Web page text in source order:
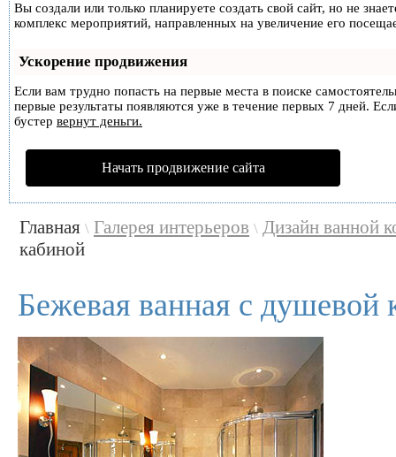
Вы создали или только планируете создать свой сайт, но не
комплекс мероприятий, направленных на увеличение его
Ускорение продвижения
Если вам трудно попасть на первые места в поиске
первые результаты появляются уже в течение первых 7 дней.
бустер вернут деньги.
Начать продвижение сайта
Главная \ Галерея интерьеров \ Дизайн ванной
кабиной
Бежевая ванная с душевой